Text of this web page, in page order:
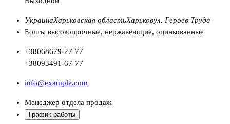
УкраинаХарьковская областьХарьковул. Героев Труда
Болты высокопрочные, нержавеющие, оцинкованные
+38068679-27-77
+38093491-67-77
info@example.com
Менеджер отдела продаж
График работы